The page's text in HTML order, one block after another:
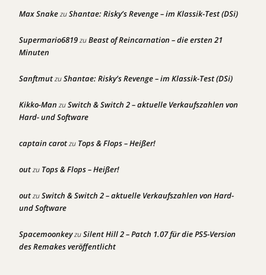
Max SnakezuShantae: Risky’s Revenge – im Klassik-Test (DSi)
Supermario6819zuBeast of Reincarnation – die ersten 21
Minuten
SanftmutzuShantae: Risky’s Revenge – im Klassik-Test (DSi)
Kikko-Man zuSwitch & Switch 2 – aktuelle Verkaufszahlen von
Hard- und Software
captain carotzu Tops & Flops – Heißer!
outzu Tops & Flops – Heißer!
outzuSwitch & Switch 2 – aktuelle Verkaufszahlen von Hard-
und Software
SpacemoonkeyzuSilent Hill 2 – Patch 1.07 für die PS5-Version
des Remakes veröffentlicht